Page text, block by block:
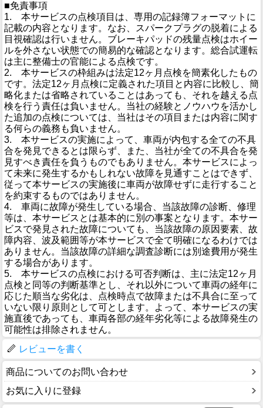
■免責事項
1. 本サービスの点検項目は、専用の記録簿フォーマットに
記載の内容となります。なお、スパークプラグの脱着による
目視確認は行いません。ブレーキパッドの残量点検はホイー
ルを外さない状態での簡易的な確認となります。総合試運転
は主に整備士の官能による点検です。
2. 本サービスの枠組みは法定12ヶ月点検を簡素化したもの
です。法定12ヶ月点検に定義された項目と内容に比較し、簡
略化または省略されていることはあっても、それを越える点
検を行う責任は負いません。当社の経験とノウハウを活かし
た追加の点検については、当社はその項目または内容に関す
る何らの義務も負いません。
3. 本サービスの実施によって、車両が内包する全ての不具
合を発見できるとは限らず、また、当社が全ての不具合を発
見すべき責任を負うものでもありません。本サービスによっ
て未来に発生するかもしれない故障を見通すことはできず、
従って本サービスの実施後に車両が故障せずに走行すること
を約束するものではありません。
4. 車両に故障が発生している場合、当該故障の診断、修理
等は、本サービスとは基本的に別の事案となります。本サー
ビスで発見された故障についても、当該故障の原因要素、故
障内容、波及範囲等が本サービスで全て明確になるわけでは
ありません。当該故障の詳細な調査診断には別途費用が発生
する場合があります。
5. 本サービスの点検における可否判断は、主に法定12ヶ月
点検と同等の判断基準とし、それ以外について車両の経年に
応じた順当な劣化は、点検時点で故障または不具合に至って
いない限り原則として可とします。よって、本サービスの実
施直後であっても、車両各部の経年劣化等による故障発生の
可能性は排除されません。
レビューを書く
商品についてのお問い合わせ
お気に入りに登録